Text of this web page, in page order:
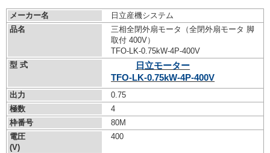
メーカー名
日立産機システム
品名
三相全閉外扇モータ（全閉外扇モータ 脚
取付 400V）
TFO-LK-0.75kW-4P-400V
型 式
日立モーター
TFO-LK-0.75kW-4P-400V
出力
0.75
極数
4
枠番号
80M
電圧
(V)
400